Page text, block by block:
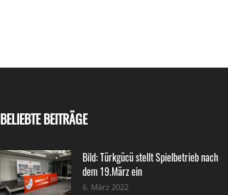
BELIEBTE BEITRÄGE
Bild: Türkgücü stellt Spielbetrieb nach
dem 19.März ein
6. März 2022